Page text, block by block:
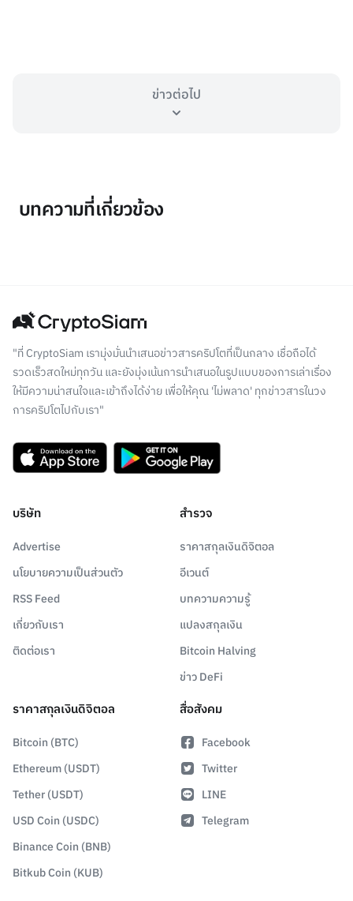
ข่าวต่อไป
บทความที่เกี่ยวข้อง
"ที่ CryptoSiam เรามุ่งมั่นนำเสนอข่าวสารคริปโตที่เป็นกลาง เชื่อถือได้
รวดเร็วสดใหม่ทุกวัน และยังมุ่งเน้นการนำเสนอในรูปแบบของการเล่าเรื่อง
ให้มีความน่าสนใจและเข้าถึงได้ง่าย เพื่อให้คุณ 'ไม่พลาด' ทุกข่าวสารในวง
การคริปโตไปกับเรา"
บริษัท
Advertise
นโยบายความเป็นส่วนตัว
RSS Feed
เกี่ยวกับเรา
ติดต่อเรา
สำรวจ
ราคาสกุลเงินดิจิตอล
อีเวนต์
บทความความรู้
แปลงสกุลเงิน
Bitcoin Halving
ข่าว DeFi
ราคาสกุลเงินดิจิตอล
Bitcoin (BTC)
Ethereum (USDT)
Tether (USDT)
USD Coin (USDC)
Binance Coin (BNB)
Bitkub Coin (KUB)
สื่อสังคม
Facebook
Twitter
LINE
Telegram